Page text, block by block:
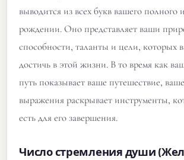
выводится из всех букв вашего полного
рождении. Оно представляет ваши
способности, таланты и цели, которых
достичь в этой жизни. В то время как
путь показывает ваше путешествие,
выражения раскрывает инструменты,
есть для его завершения.
Число стремления души